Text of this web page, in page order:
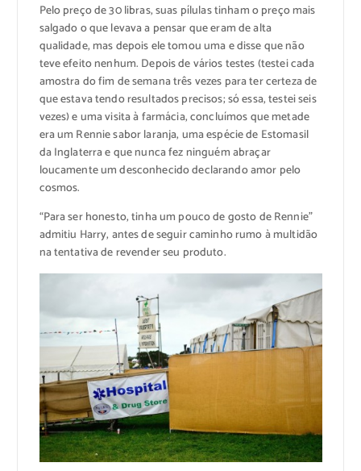
Pelo preço de 30 libras, suas pílulas tinham o preço mais
salgado o que levava a pensar que eram de alta
qualidade, mas depois ele tomou uma e disse que não
teve efeito nenhum. Depois de vários testes (testei cada
amostra do fim de semana três vezes para ter certeza de
que estava tendo resultados precisos; só essa, testei seis
vezes) e uma visita à farmácia, concluímos que metade
era um Rennie sabor laranja, uma espécie de Estomasil
da Inglaterra e que nunca fez ninguém abraçar
loucamente um desconhecido declarando amor pelo
cosmos.
“Para ser honesto, tinha um pouco de gosto de Rennie”
admitiu Harry, antes de seguir caminho rumo à multidão
na tentativa de revender seu produto.